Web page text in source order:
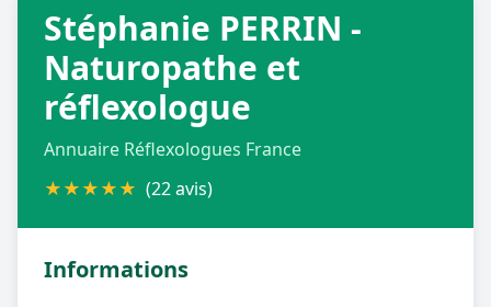
Stéphanie PERRIN -
Naturopathe et
réflexologue
Annuaire Réflexologues France
★★★★★ (22 avis)
Informations